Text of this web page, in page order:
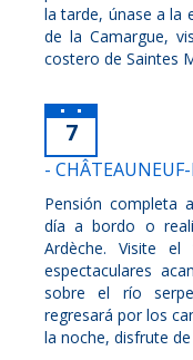
la tarde, únase a la
de la Camargue,
costero de Saintes
7
-
Pensión completa
día a bordo o
Ardèche. Visite el
espectaculares
sobre el río
regresará por los
la noche, disfrute